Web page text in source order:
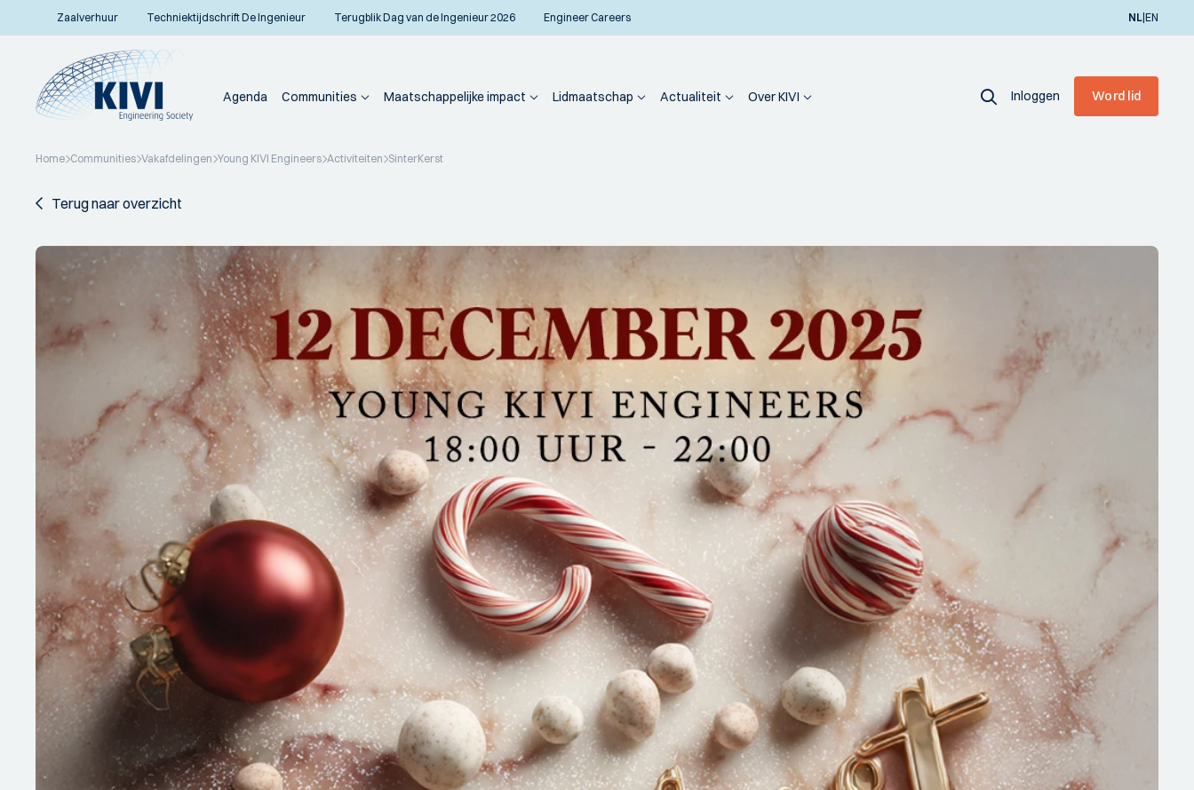
Zaalverhuur Techniektijdschrift De Ingenieur Terugblik Dag van de Ingenieur 2026 Engineer Careers NL|EN
Agenda Communities Maatschappelijke impact Lidmaatschap Actualiteit Over KIVI Inloggen Word lid
Home Communities Vakafdelingen Young KIVI Engineers Activiteiten SinterKerst
Terug naar overzicht